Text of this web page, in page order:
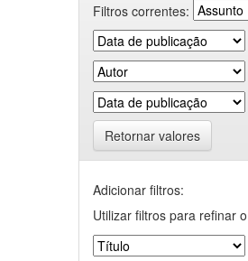
Filtros correntes:
Retornar valores
Adicionar filtros:
Utilizar filtros para refinar